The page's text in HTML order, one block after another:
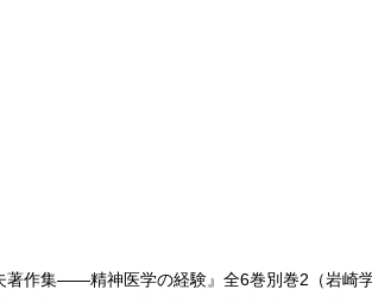
作集——精神医学の経験』全6巻別巻2（岩崎